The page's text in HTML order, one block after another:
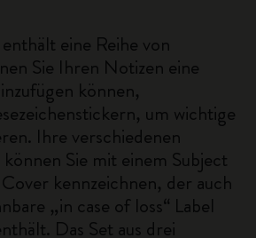
eine Reihe von
Sie Ihren Notizen eine
können,
um wichtige
Ihre verschiedenen
Sie mit einem Subject
kennzeichnen, der auch
„in case of loss“ Label
Das Set aus drei